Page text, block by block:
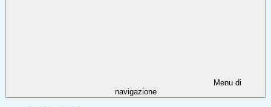
Menu di
navigazione